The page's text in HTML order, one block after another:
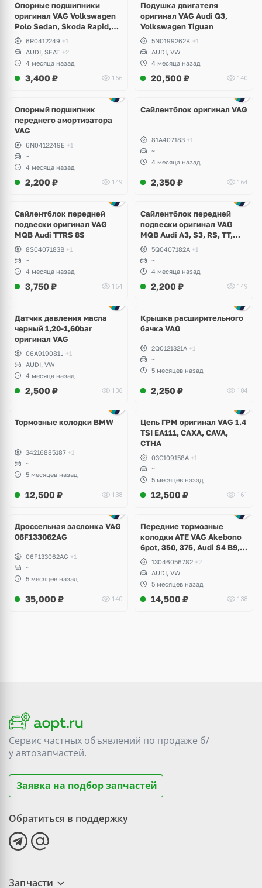
Опорные подшипники
оригинал VAG Volkswagen
Polo Sedan, Skoda Rapid,
Audi A1
6R0412249 +1
AUDI, SEAT +2
4 месяца назад
3,400 ₽ 166
Подушка двигателя
оригинал VAG Audi Q3,
Volkswagen Tiguan
5N0199262K +1
AUDI, VW
4 месяца назад
20,500 ₽ 140
Опорный подшипник
переднего амортизатора
VAG
6N0412249E +1
~
4 месяца назад
2,200 ₽ 149
Сайлентблок оригинал VAG
81A407183 +1
~
4 месяца назад
2,350 ₽ 164
Сайлентблок передней
подвески оригинал VAG
MQB Audi TTRS 8S
8S0407183B +1
~
4 месяца назад
3,750 ₽ 164
Сайлентблок передней
подвески оригинал VAG
MQB Audi A3, S3, RS, TT,
TTRS, Skoda Octavia A7,
Kodiaq, Karoq, Superb,
Volkswagen Tiguan, Passat,
Golf
5Q0407182A +1
~
4 месяца назад
2,200 ₽ 149
Датчик давления масла
черный 1,20-1,60bar
оригинал VAG
06A919081J +1
AUDI, VW
4 месяца назад
2,500 ₽ 136
Крышка расширительного
бачка VAG
2Q0121321A +1
~
5 месяцев назад
2,250 ₽ 184
Тормозные колодки BMW
34216885187 +1
~
5 месяцев назад
12,500 ₽ 138
Цепь ГРМ оригинал VAG 1.4
TSI EA111, CAXA, CAVA,
CTHA
03C109158A +1
~
5 месяцев назад
12,500 ₽ 161
Дроссельная заслонка VAG
06F133062AG
06F133062AG +1
~
5 месяцев назад
35,000 ₽ 140
Передние тормозные
колодки ATE VAG Akebono
6pot, 350, 375, Audi S4 B9,
S5, A6 C8, A7, Q7, Q8,
Volkswagen Touareg
13046056782 +2
AUDI, VW
5 месяцев назад
14,500 ₽ 138
Сервис частных объявлений по продаже б/
уавтозапчастей.
Заявка на подбор запчастей
Обратиться в поддержку
Запчасти